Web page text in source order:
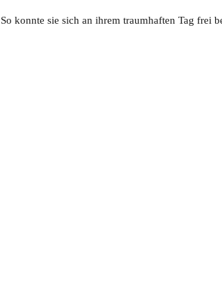
konnte sie sich an ihrem traumhaften Tag frei